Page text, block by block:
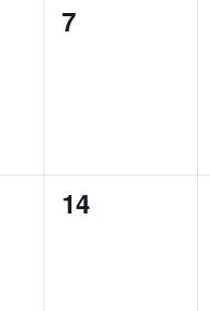
0
7
0
14